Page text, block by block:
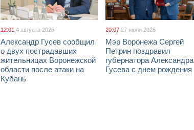
12:01 4 августа 2026
Александр Гусев сообщил
о двух пострадавших
жительницах Воронежской
области после атаки на
Кубань
20:07 27 июля 2026
Мэр Воронежа Сергей
Петрин поздравил
губернатора Александра
Гусева с днем рождения